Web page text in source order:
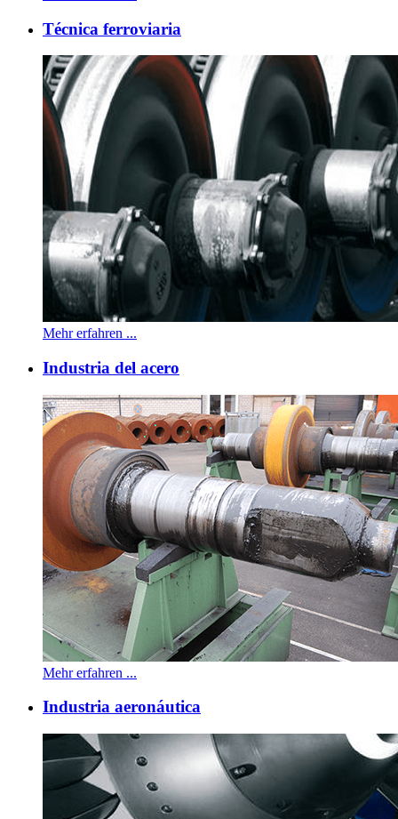
Técnica ferroviaria
Mehr erfahren ...
Industria del acero
Mehr erfahren ...
Industria aeronáutica